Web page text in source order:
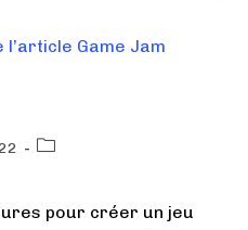
pour créer un jeu